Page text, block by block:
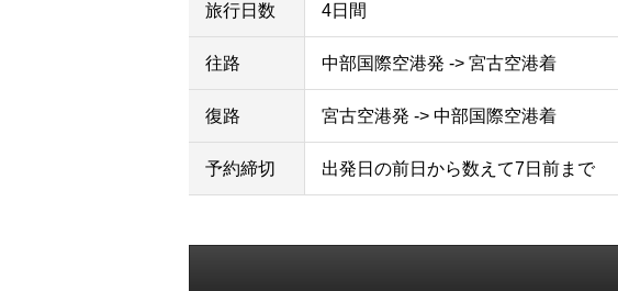
旅行日数 4日間
往路 中部国際空港発 -> 宮古空港着
復路 宮古空港発 -> 中部国際空港着
予約締切 出発日の前日から数えて7日前まで